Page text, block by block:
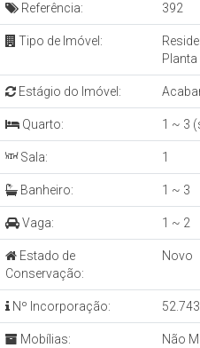
Referência: 392
Tipo de Imóvel:
Planta
Estágio do Imóvel:
Quarto: 1 ~ 3
Sala: 1
Banheiro: 1 ~ 3
Vaga: 1 ~ 2
Estado de
Conservação:
Novo
Nº Incorporação: 52.743
Mobílias: Não